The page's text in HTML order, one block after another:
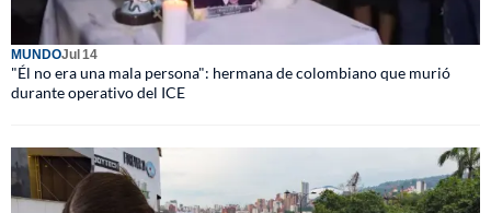
MUNDOJul 14
"Él no era una mala persona": hermana de colombiano que murió
durante operativo del ICE